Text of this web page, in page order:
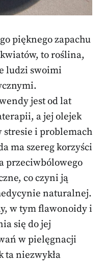
pięknego zapachu
to roślina,
ludzi swoimi
jest od lat
a jej olejek
stresie i problemach
ma szereg korzyści
przeciwbólowego
co czyni ją
naturalnej.
w tym flawonoidy i
się do jej
w pielęgnacji
ta niezwykła